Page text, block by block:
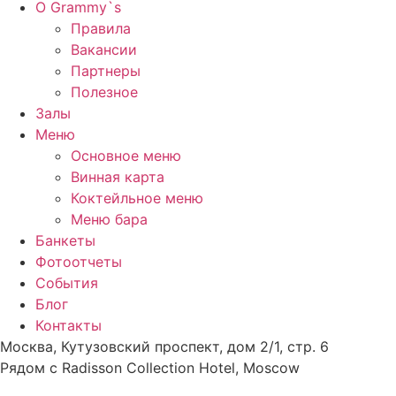
О Grammy`s
Правила
Вакансии
Партнеры
Полезное
Залы
Меню
Основное меню
Винная карта
Коктейльное меню
Меню бара
Банкеты
Фотоотчеты
События
Блог
Контакты
Москва, Кутузовский проспект, дом 2/1, стр. 6
Рядом с Radisson Collection Hotel, Moscow